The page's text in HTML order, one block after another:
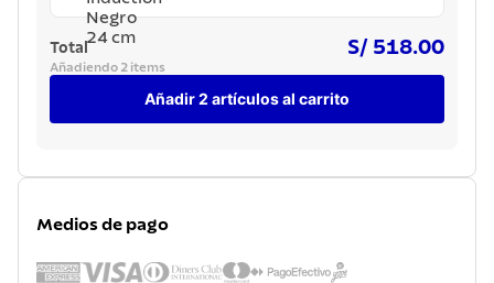
Total S/ 518.00
Añadiendo 2 items
Añadir 2 artículos al carrito
Medios de pago